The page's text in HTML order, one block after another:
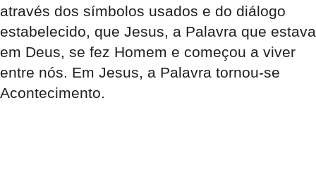
através dos símbolos usados e do diálogo
estabelecido, que Jesus, a Palavra que estava
em Deus, se fez Homem e começou a viver
entre nós. Em Jesus, a Palavra tornou-se
Acontecimento.